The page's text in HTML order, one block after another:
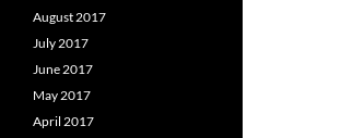
August 2017
July 2017
June 2017
May 2017
April 2017